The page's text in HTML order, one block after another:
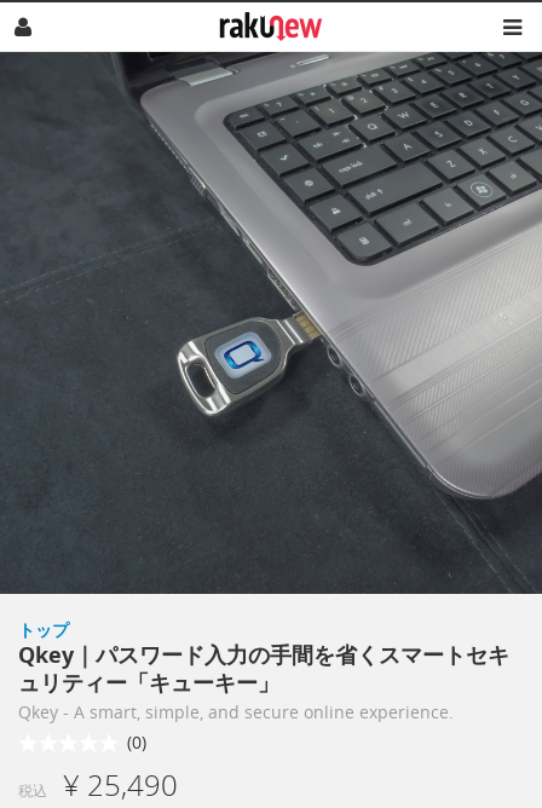
トップ
Qkey｜パスワード入力の手間を省くスマートセキ
ュリティー「キューキー」
Qkey - A smart, simple, and secure online experience.
(0)
税込 ¥ 25,490